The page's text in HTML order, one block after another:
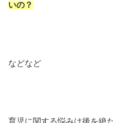
いの？
などなど